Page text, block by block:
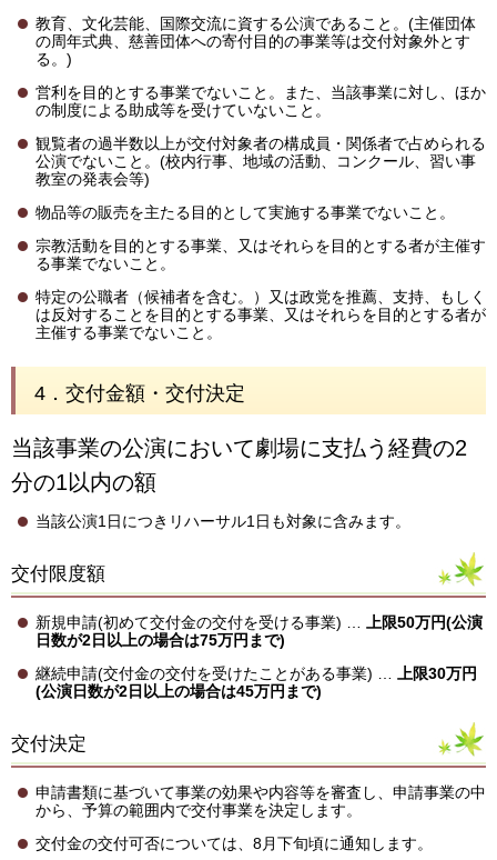
教育、文化芸能、国際交流に資する公演であること。(主催団体
の周年式典、慈善団体への寄付目的の事業等は交付対象外とす
る。)
営利を目的とする事業でないこと。また、当該事業に対し、ほか
の制度による助成等を受けていないこと。
観覧者の過半数以上が交付対象者の構成員・関係者で占められる
公演でないこと。(校内行事、地域の活動、コンクール、習い事
教室の発表会等)
物品等の販売を主たる目的として実施する事業でないこと。
宗教活動を目的とする事業、又はそれらを目的とする者が主催す
る事業でないこと。
特定の公職者（候補者を含む。）又は政党を推薦、支持、もしく
は反対することを目的とする事業、又はそれらを目的とする者が
主催する事業でないこと。
4．交付金額・交付決定
当該事業の公演において劇場に支払う経費の2
分の1以内の額
当該公演1日につきリハーサル1日も対象に含みます。
交付限度額
新規申請(初めて交付金の交付を受ける事業) …
上限50万円(公演
日数が2日以上の場合は75万円まで)
継続申請(交付金の交付を受けたことがある事業) …
上限30万円
(公演日数が2日以上の場合は45万円まで)
交付決定
申請書類に基づいて事業の効果や内容等を審査し、申請事業の中
から、予算の範囲内で交付事業を決定します。
交付金の交付可否については、8月下旬頃に通知します。